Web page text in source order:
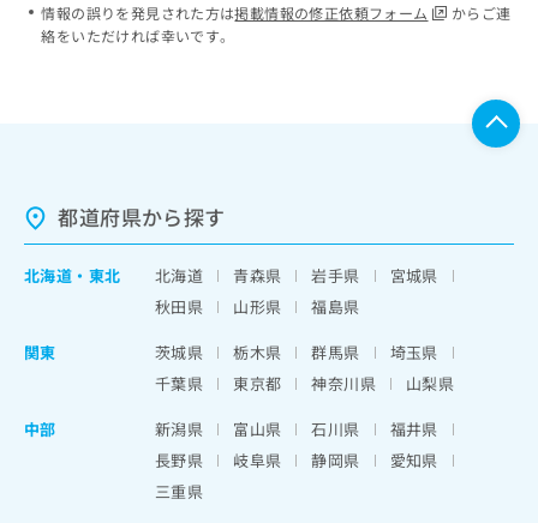
情報の誤りを発見された方は掲載情報の修正依頼フォーム
からご連
絡をいただければ幸いです。
都道府県から探す
北海道 ・ 東北 北海道 青森県 岩手県
宮城県
秋田県
山形県
福島県
関東
茨城県 栃木県 群馬県
埼玉県
千葉県
東京都 神奈川県
山梨県
中部
新潟県 富山県 石川県
福井県
長野県
岐阜県 静岡県
愛知県
三重県